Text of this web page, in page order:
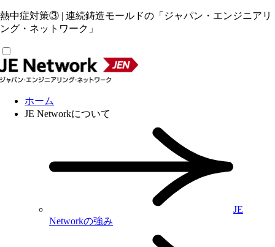
熱中症対策③ | 連続鋳造モールドの「ジャパン・エンジニアリ
ング・ネットワーク」
ホーム
JE Networkについて
JE
Networkの強み